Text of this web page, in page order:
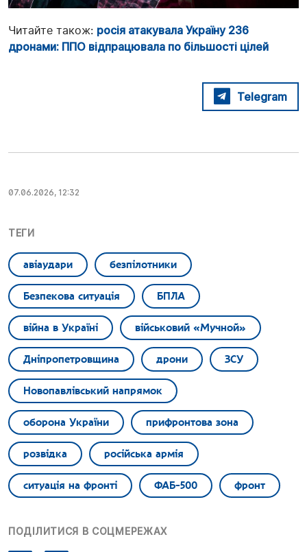
Читайте також: росія атакувала Україну 236
дронами: ППО відпрацювала по більшості цілей
Telegram
07.06.2026, 12:32
ТЕГИ
авіаудари безпілотники
Безпекова ситуація БПЛА
війна в Україні військовий «Мучной»
Дніпропетровщина дрони ЗСУ
Новопавлівський напрямок
оборона України прифронтова зона
розвідка російська армія
ситуація на фронті ФАБ-500 фронт
ПОДІЛИТИСЯ В СОЦМЕРЕЖАХ